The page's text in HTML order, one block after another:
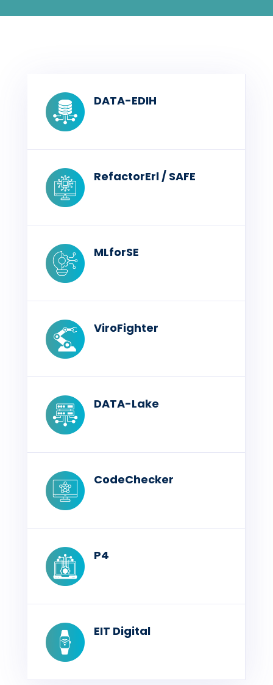
DATA-EDIH
RefactorErl / SAFE
MLforSE
ViroFighter
DATA-Lake
CodeChecker
P4
EIT Digital